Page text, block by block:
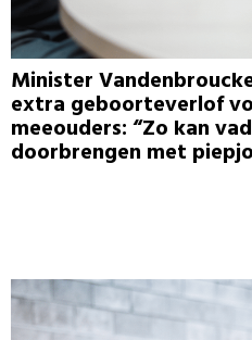
Minister
extra geboorteverlof
meeouders: “Zo kan
doorbrengen met